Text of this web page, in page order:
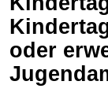
oder